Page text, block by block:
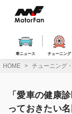
ス
車ニュース チューニング
HOME チューニング
「愛車の健康
っておきたい